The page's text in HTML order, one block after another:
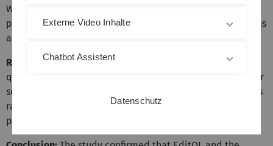
We conducted a mixed-methods usability study with 15
participants in which they had to answer various questions
about a model's evolution using EditQL.
Results:
All participants agreed on the usefulness of the
query language, particularly the possibility of querying for
semantic changes in the model. The measured
scores
range from
. In addition, we identified a set of
possible improvements.
Externe Video Inhalte
Chatbot Assistent
Datenschutz